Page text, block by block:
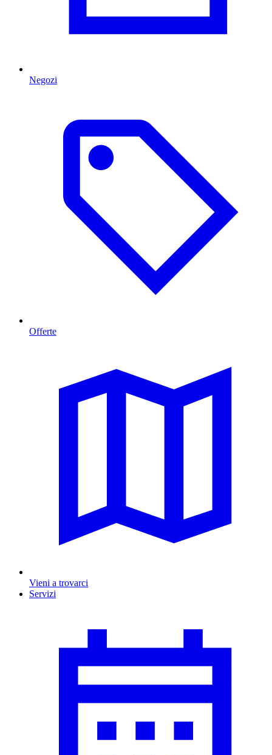
Negozi
Offerte
Vieni a trovarci
Servizi